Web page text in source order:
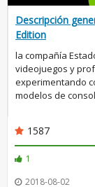
Descripción
Edition
la compañía
videojuegos y
experimentando
modelos de
1587
1
2018-08-02